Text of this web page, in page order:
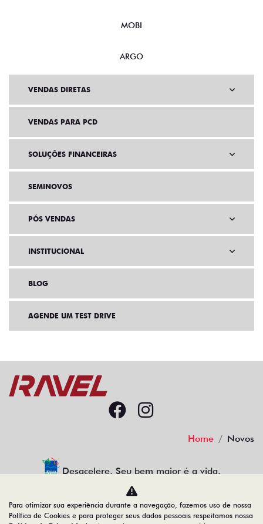
MOBI
ARGO
VENDAS DIRETAS
VENDAS PARA PCD
SOLUÇÕES FINANCEIRAS
SEMINOVOS
PÓS VENDAS
INSTITUCIONAL
BLOG
AGENDE UM TEST DRIVE
Home Novos
Desacelere. Seu bem maior é a vida.
Para otimizar sua experiência durante a navegação, fazemos uso de nossa
Política de Cookies e para proteger seus dados pessoais respeitamos nossa